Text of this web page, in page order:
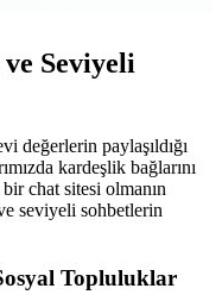
Seviyeli
değerlerin paylaşıldığı
kardeşlik bağlarını
bir chat sitesi olmanın
seviyeli sohbetlerin
Topluluklar